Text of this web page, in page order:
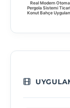
Real Modern
Pergola Sistemi
Konut Bahçe